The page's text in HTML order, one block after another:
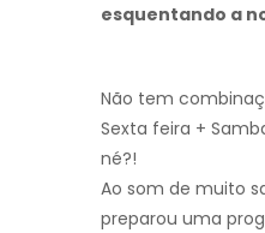
esquentando a
Não tem
Sexta feira +
né?!
Ao som de muito
preparou uma